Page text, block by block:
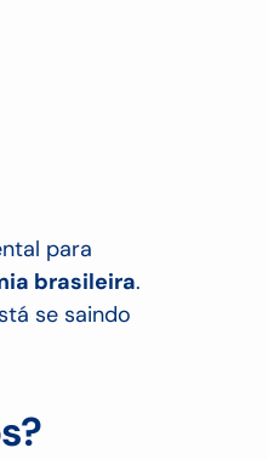
para
brasileira.
se saindo